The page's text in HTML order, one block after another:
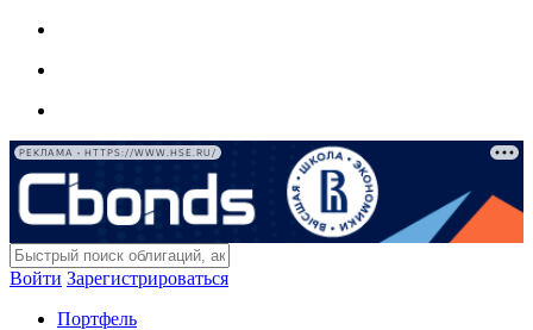
РЕКЛАМА • HTTPS://WWW.HSE.RU/
Войти Зарегистрироваться
Портфель